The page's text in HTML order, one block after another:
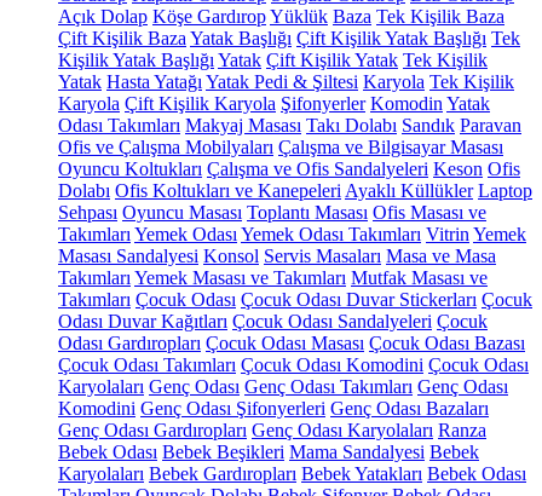
Açık Dolap Köşe GardıropYüklük Baza Tek Kişilik Baza
Çift Kişilik Baza Yatak Başlığı Çift Kişilik Yatak Başlığı Tek
Kişilik Yatak Başlığı Yatak Çift Kişilik Yatak Tek Kişilik
Yatak Hasta Yatağı Yatak Pedi & Şiltesi Karyola Tek Kişilik
Karyola Çift Kişilik Karyola Şifonyerler Komodin Yatak
Odası Takımları Makyaj Masası Takı Dolabı Sandık Paravan
Ofis ve Çalışma Mobilyaları Çalışma ve Bilgisayar Masası
Oyuncu Koltukları Çalışma ve Ofis Sandalyeleri Keson Ofis
Dolabı Ofis Koltukları ve Kanepeleri Ayaklı Küllükler Laptop
Sehpası Oyuncu Masası Toplantı Masası Ofis Masası ve
Takımları Yemek Odası Yemek Odası Takımları Vitrin Yemek
Masası Sandalyesi Konsol Servis Masaları Masa ve Masa
Takımları Yemek Masası ve Takımları Mutfak Masası ve
Takımları Çocuk Odası Çocuk Odası Duvar Stickerları Çocuk
Odası Duvar Kağıtları Çocuk Odası Sandalyeleri Çocuk
Odası Gardıropları Çocuk Odası Masası Çocuk Odası Bazası
Çocuk Odası Takımları Çocuk Odası Komodini Çocuk Odası
Karyolaları Genç Odası Genç Odası Takımları Genç Odası
Komodini Genç Odası Şifonyerleri Genç Odası Bazaları
Genç Odası Gardıropları Genç Odası Karyolaları Ranza
Bebek Odası Bebek Beşikleri Mama Sandalyesi Bebek
Karyolaları Bebek Gardıropları Bebek Yatakları Bebek Odası